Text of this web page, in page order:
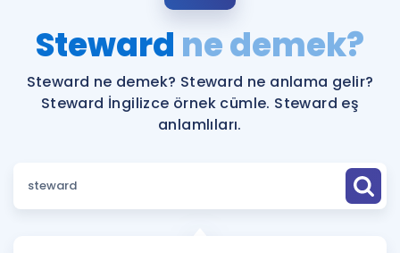
ÜYE DEĞİLİM
Faydalı Araçlar
Sözlük
Hakkımızda
Steward ne demek?
Steward ne demek? Steward ne anlama gelir?
Steward İngilizce örnek cümle. Steward eş
anlamlıları.